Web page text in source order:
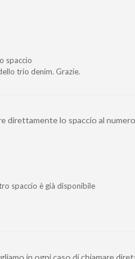
spaccio
trio denim. Grazie.
direttamente lo spaccio al
spaccio è già disponibile
in ogni caso di chiamare